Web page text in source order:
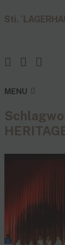
Sti.
MENU